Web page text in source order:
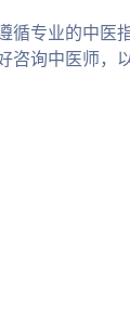
循专业的中医
询中医师，